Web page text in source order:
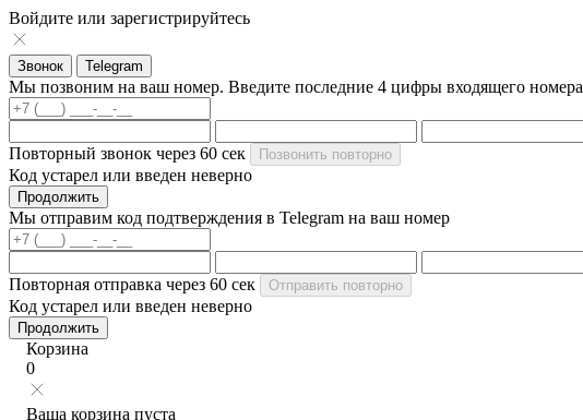
Войдите или зарегистрируйтесь
Звонок Telegram
Мы позвоним на ваш номер. Введите последние 4 цифры входящего номера
Повторный звонок через 60 сек Позвонить повторно
Код устарел или введен неверно
Продолжить
Мы отправим код подтверждения в Telegram на ваш номер
Повторная отправка через 60 сек Отправить повторно
Код устарел или введен неверно
Продолжить
Корзина
0
Ваша корзина пуста